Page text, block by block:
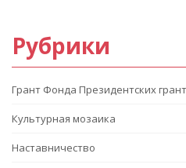
Рубрики
Грант Фонда Президентских
Культурная мозаика
Наставничество